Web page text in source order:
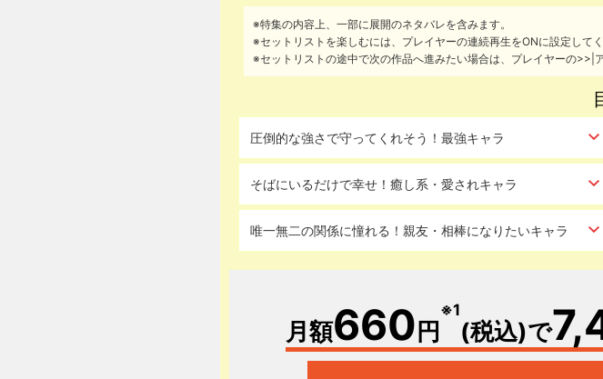
※特集の内容上、一部に展開のネタバレを含みます。
※セットリストを楽しむには、プレイヤーの連続再生をONに設定してく
※セットリストの途中で次の作品へ進みたい場合は、プレイヤーの>>|
圧倒的な強さで守ってくれそう！最強キャラ
そばにいるだけで幸せ！癒し系・愛されキャラ
唯一無二の関係に憧れる！親友・相棒になりたいキャラ
月額660 円
※1
(税込)で